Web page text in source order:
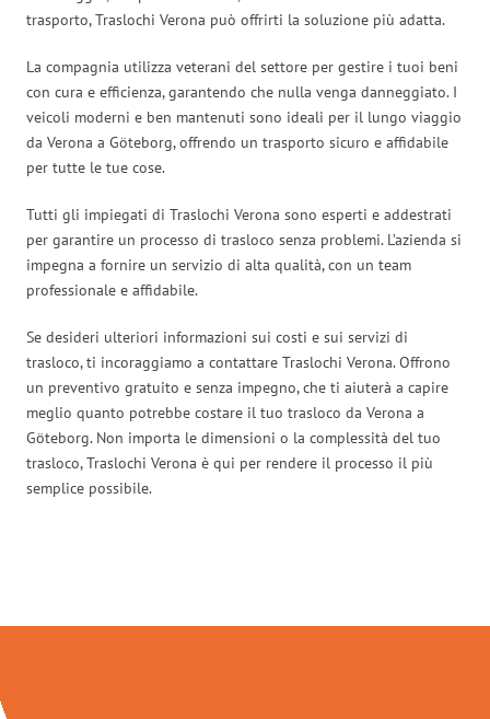
trasporto, Traslochi Verona può offrirti la soluzione più adatta.
La compagnia utilizza veterani del settore per gestire i tuoi beni
con cura e efficienza, garantendo che nulla venga danneggiato. I
veicoli moderni e ben mantenuti sono ideali per il lungo viaggio
da Verona a Göteborg, offrendo un trasporto sicuro e affidabile
per tutte le tue cose.
Tutti gli impiegati di Traslochi Verona sono esperti e addestrati
per garantire un processo di trasloco senza problemi. L’azienda si
impegna a fornire un servizio di alta qualità, con un team
professionale e affidabile.
Se desideri ulteriori informazioni sui costi e sui servizi di
trasloco, ti incoraggiamo a contattare Traslochi Verona. Offrono
un preventivo gratuito e senza impegno, che ti aiuterà a capire
meglio quanto potrebbe costare il tuo trasloco da Verona a
Göteborg. Non importa le dimensioni o la complessità del tuo
trasloco, Traslochi Verona è qui per rendere il processo il più
semplice possibile.